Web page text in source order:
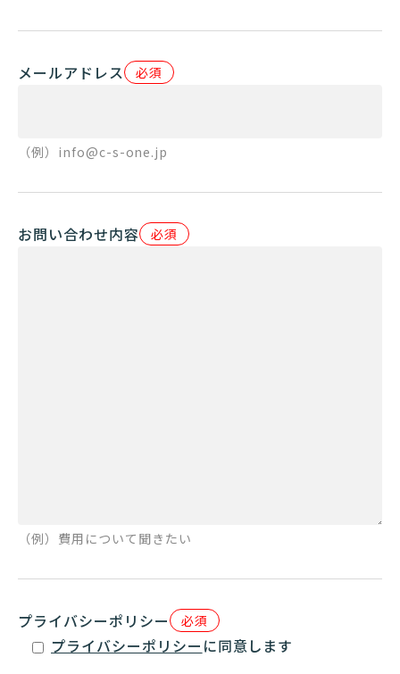
メールアドレス 必須
（例）info@c-s-one.jp
お問い合わせ内容 必須
（例）費用について聞きたい
プライバシーポリシー 必須
プライバシーポリシー に同意します